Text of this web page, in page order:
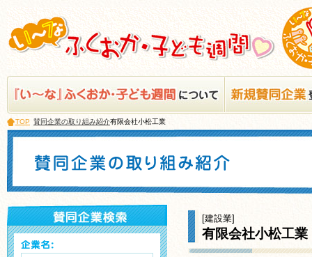
TOP 賛同企業の取り組み紹介有限会社小松工業
[建設業]
有限会社小松工業